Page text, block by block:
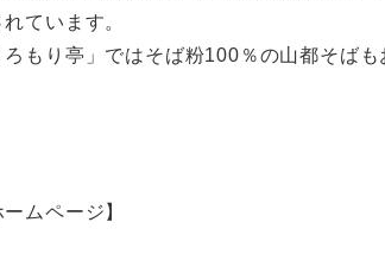
ています。
もり亭」ではそば粉100％の山都そばも
ムページ】